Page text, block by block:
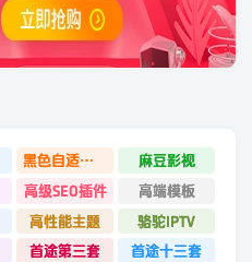
苹果CMSV10全站dplayer播放器增加记忆+P2P播放+弹幕+自动下一集功能
黑色自适应模板
麻豆影视
高级SEO插件
高端模板
高性能主题
骆驼IPTV
首途第三套
首途十三套